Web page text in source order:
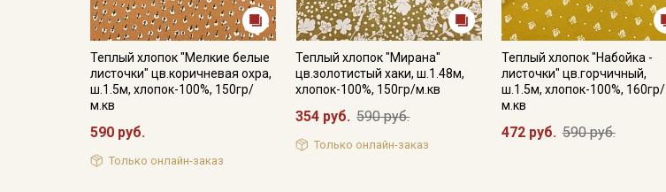
Теплый хлопок "Мелкие белые
листочки" цв.коричневая охра,
ш.1.5м, хлопок-100%, 150гр/
м.кв
590 руб.
Только онлайн-заказ
Теплый хлопок "Мирана"
цв.золотистый хаки, ш.1.48м,
хлопок-100%, 150гр/м.кв
354 руб. 590 руб.
Только онлайн-заказ
Теплый хлопок "Набойка -
листочки" цв.горчичный,
ш.1.5м, хлопок-100%, 160гр/
м.кв
472 руб. 590 руб.